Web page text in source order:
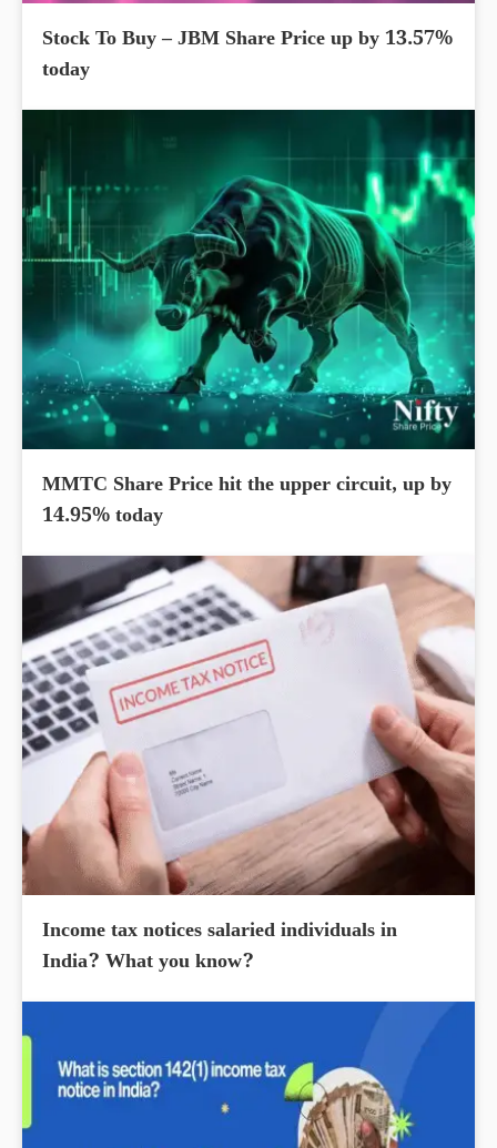
Stock To Buy – JBM Share Price up by 13.57%
today
MMTC Share Price hit the upper circuit, up by
14.95% today
Income tax notices salaried individuals in
India? What you know?